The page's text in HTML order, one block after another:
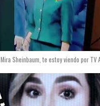
Mira Sheinbaum, te estoy viendo por TV